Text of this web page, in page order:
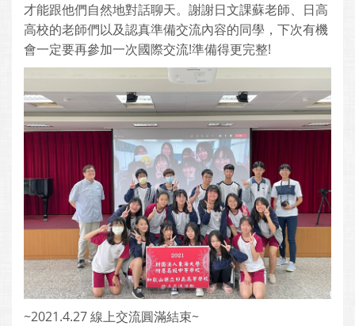
才能跟他們自然地對話聊天。謝謝日文課蘇老師、日高
高校的老師們以及認真準備交流內容的同學，下次有機
會一定要再參加一次國際交流!準備得更完整!
~2021.4.27 線上交流圓滿結束~